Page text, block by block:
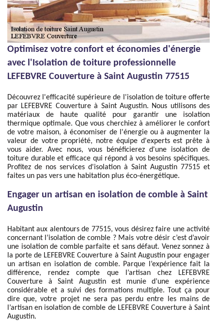
Optimisez votre confort et économies d'énergie
avec l'Isolation de toiture professionnelle
LEFEBVRE Couverture à Saint Augustin 77515
Découvrez l'efficacité supérieure de l'isolation de toiture offerte
par LEFEBVRE Couverture à Saint Augustin. Nous utilisons des
matériaux de haute qualité pour garantir une isolation
thermique optimale. Que vous cherchiez à améliorer le confort
de votre maison, à économiser de l'énergie ou à augmenter la
valeur de votre propriété, notre équipe d'experts est prête à
vous aider. Avec nous, vous bénéficierez d'une isolation de
toiture durable et efficace qui répond à vos besoins spécifiques.
Profitez de nos services d'isolation à Saint Augustin 77515 et
faites un pas vers une habitation plus éco-énergétique.
Engager un artisan en isolation de comble à Saint
Augustin
Habitant aux alentours de 77515, vous désirez faire une activité
concernant l’isolation de comble ? Mais votre désir c’est d’avoir
une isolation de comble parfaite et sans défaut. Venez sonnez à
la porte de LEFEBVRE Couverture à Saint Augustin pour engager
un artisan en isolation de comble. Parque l’expérience fait la
différence, rendez compte que l’artisan chez LEFEBVRE
Couverture à Saint Augustin est munie d’une expérience
considérable et a suivi des formations multiple. Tout ça pour
dire que, votre projet ne sera pas perdu entre les mains de
l’artisan en isolation de comble de LEFEBVRE Couverture à Saint
Augustin.